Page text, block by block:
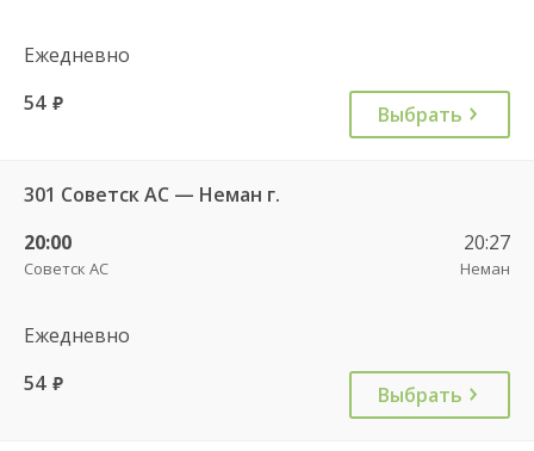
Ежедневно
54 руб. Выбрать
301 Советск АС — Неман г.
20:00
Советск АС
20:27
Неман
Ежедневно
54 руб. Выбрать